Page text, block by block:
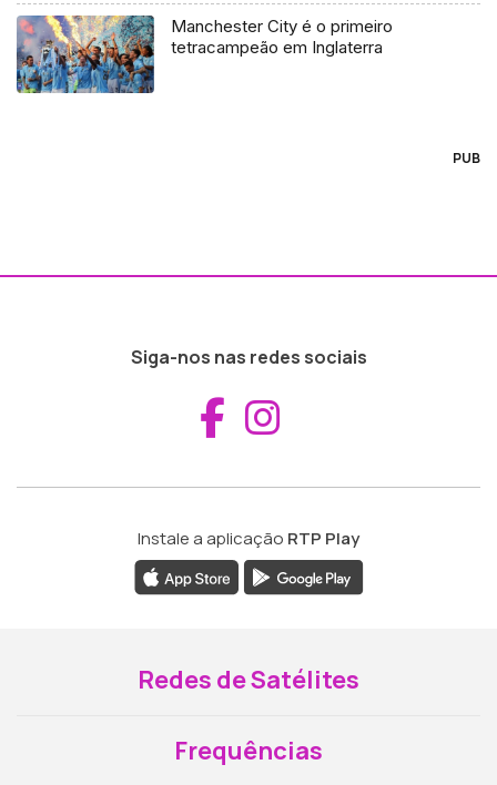
Manchester City é o primeiro
tetracampeão em Inglaterra
PUB
Siga-nos nas redes sociais
Aceder ao
Instale a aplicação RTP Play
Redes de Satélites
Frequências